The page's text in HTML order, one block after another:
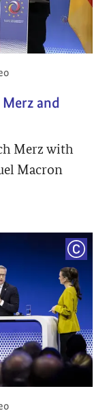
and
Merz with
Macron